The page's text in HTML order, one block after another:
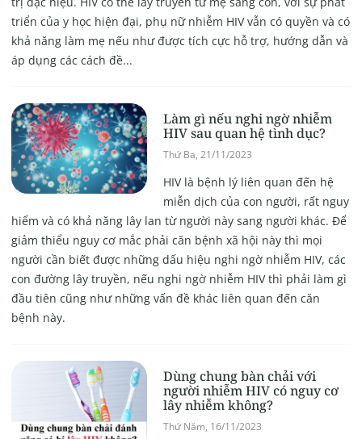
triển của y học hiện đại, phụ nữ nhiễm HIV vẫn có quyền và có
khả năng làm mẹ nếu như được tích cực hỗ trợ, hướng dẫn và
áp dụng các cách đề...
Làm gì nếu nghi ngờ nhiễm
HIV sau quan hệ tình dục?
Thứ Ba, 21/11/2023
HIV là bệnh lý liên quan đến hệ
miễn dịch của con người, rất nguy
hiểm và có khả năng lây lan từ người này sang người khác. Để
giảm thiểu nguy cơ mắc phải căn bệnh xã hội này thì mọi
người cần biết được những dấu hiệu nghi ngờ nhiễm HIV, các
con đường lây truyền, nếu nghi ngờ nhiễm HIV thì phải làm gì
đầu tiên cũng như những vấn đề khác liên quan đến căn
bệnh này.
Dùng chung bàn chải với
người nhiễm HIV có nguy cơ
lây nhiễm không?
Thứ Năm, 16/11/2023